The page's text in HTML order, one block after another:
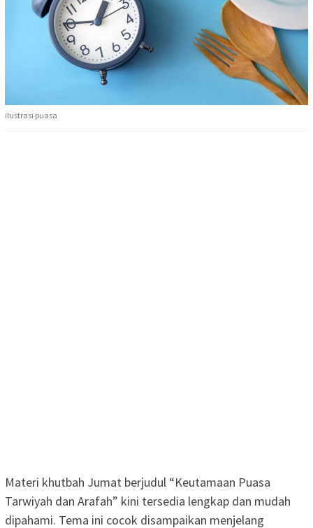
ilustrasi puasa
Materi khutbah Jumat berjudul “Keutamaan Puasa
Tarwiyah dan Arafah” kini tersedia lengkap dan mudah
dipahami. Tema ini cocok disampaikan menjelang